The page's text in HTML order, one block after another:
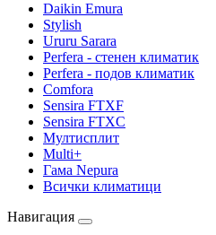
Daikin Emura
Stylish
Ururu Sarara
Perfera - стенен климатик
Perfera - подов климатик
Comfora
Sensira FTXF
Sensira FTXC
Мултисплит
Multi+
Гама Nepura
Всички климатици
Навигация